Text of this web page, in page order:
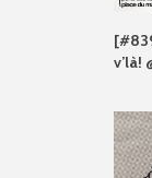
v’là!